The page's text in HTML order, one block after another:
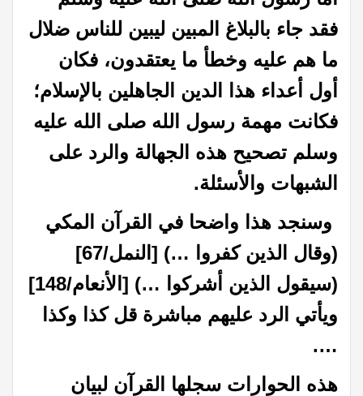
فقد جاء بالبلاغ المبين ليبين للناس ضلال
ما هم عليه وخطأ ما يعتقدون، فكان
أول أعداء هذا الدين الجاهلين بالإسلام؛
فكانت مهمة رسول الله صلى الله عليه
وسلم تصحيح هذه الجهالة والرد على
الشبهات والأسئلة.
وسنجد هذا واضحا في القرآن المكي
(وقال الذين كفروا …) [النمل/67]
(سيقول الذين أشركوا …) [الأنعام/148]
ويأتي الرد عليهم مباشرة قل كذا وكذا
….
هذه الحوارات سجلها القرآن لبيان